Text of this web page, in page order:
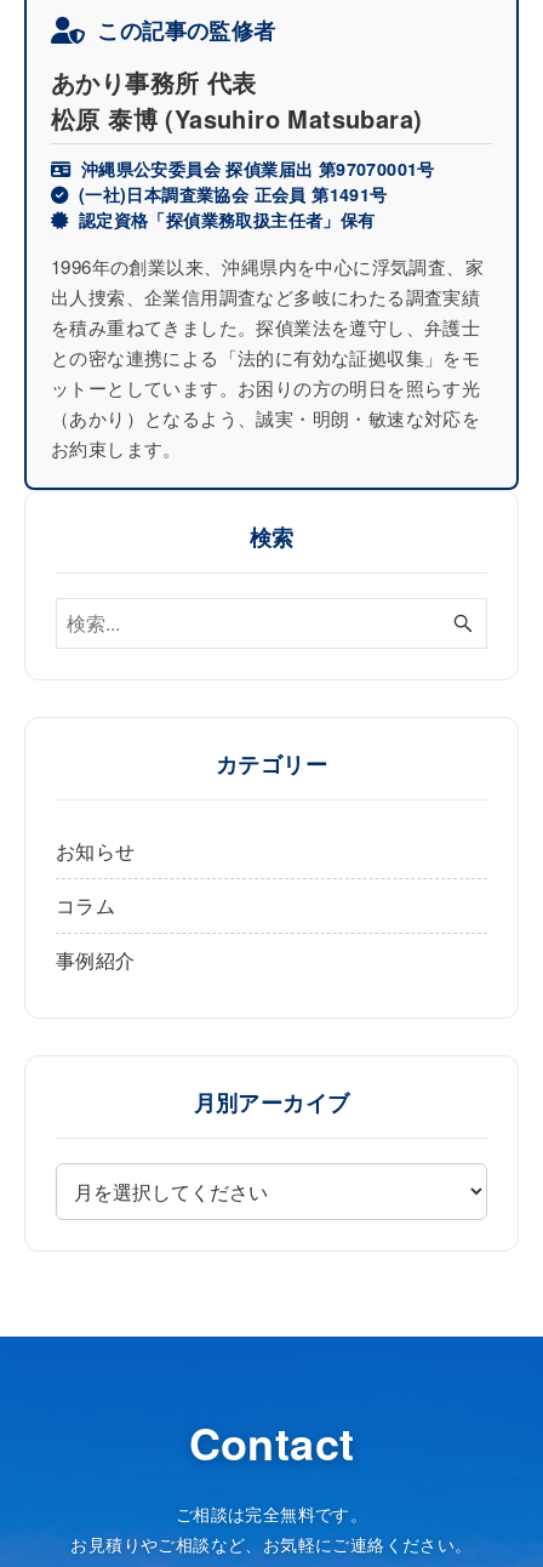
この記事の監修者
あかり事務所 代表
松原 泰博(Yasuhiro Matsubara)
沖縄県公安委員会 探偵業届出 第97070001号
(一社)日本調査業協会 正会員 第1491号
認定資格「探偵業務取扱主任者」保有
1996年の創業以来、沖縄県内を中心に浮気調査、家
出人捜索、企業信用調査など多岐にわたる調査実績
を積み重ねてきました。探偵業法を遵守し、弁護士
との密な連携による「法的に有効な証拠収集」をモ
ットーとしています。お困りの方の明日を照らす光
（あかり）となるよう、誠実・明朗・敏速な対応を
お約束します。
検索
カテゴリー
お知らせ
コラム
事例紹介
月別アーカイブ
Contact
ご相談は完全無料です。
お見積りやご相談など、お気軽にご連絡ください。